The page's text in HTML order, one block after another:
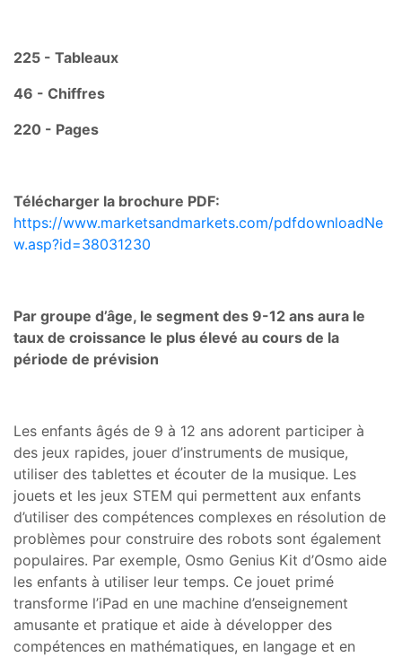
225 - Tableaux
46 - Chiffres
220 - Pages
Télécharger la brochure PDF:
https://www.marketsandmarkets.com/pdfdownloadNe
w.asp?id=38031230
Par groupe d’âge, le segment des 9-12 ans aura le
taux de croissance le plus élevé au cours de la
période de prévision
Les enfants âgés de 9 à 12 ans adorent participer à
des jeux rapides, jouer d’instruments de musique,
utiliser des tablettes et écouter de la musique. Les
jouets et les jeux STEM qui permettent aux enfants
d’utiliser des compétences complexes en résolution de
problèmes pour construire des robots sont également
populaires. Par exemple, Osmo Genius Kit d’Osmo aide
les enfants à utiliser leur temps. Ce jouet primé
transforme l’iPad en une machine d’enseignement
amusante et pratique et aide à développer des
compétences en mathématiques, en langage et en